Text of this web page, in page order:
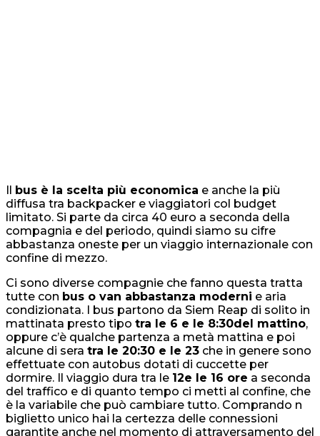
Il bus è la scelta più economica e anche la più
diffusa tra backpacker e viaggiatori col budget
limitato. Si parte da circa 40 euro a seconda della
compagnia e del periodo, quindi siamo su cifre
abbastanza oneste per un viaggio internazionale con
confine di mezzo.
Ci sono diverse compagnie che fanno questa tratta
tutte con bus o van abbastanza moderni e aria
condizionata. I bus partono da Siem Reap di solito in
mattinata presto tipo tra le 6 e le 8:30del mattino,
oppure c’è qualche partenza a metà mattina e poi
alcune di sera tra le 20:30 e le 23 che in genere sono
effettuate con autobus dotati di cuccette per
dormire. Il viaggio dura tra le 12e le 16 ore a seconda
del traffico e di quanto tempo ci metti al confine, che
è la variabile che può cambiare tutto. Comprando n
biglietto unico hai la certezza delle connessioni
garantite anche nel momento di attraversamento del